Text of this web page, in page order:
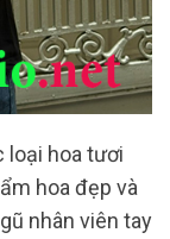
loại hoa tươi
hoa đẹp và
nhân viên tay